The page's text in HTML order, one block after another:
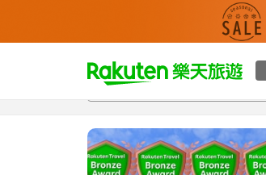
t
p
a
g
e
總覽客房與方案評語設施